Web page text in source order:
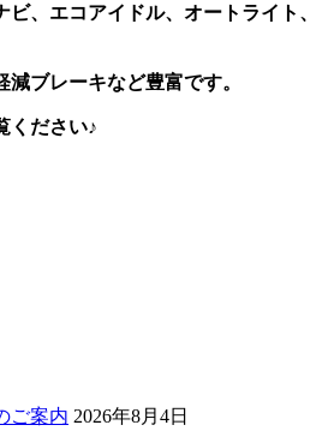
、エコアイドル、オートライト、
ブレーキなど豊富です。
ください♪
ご案内 2026年8月4日